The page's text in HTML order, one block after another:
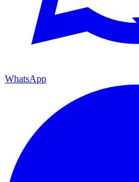
WhatsApp